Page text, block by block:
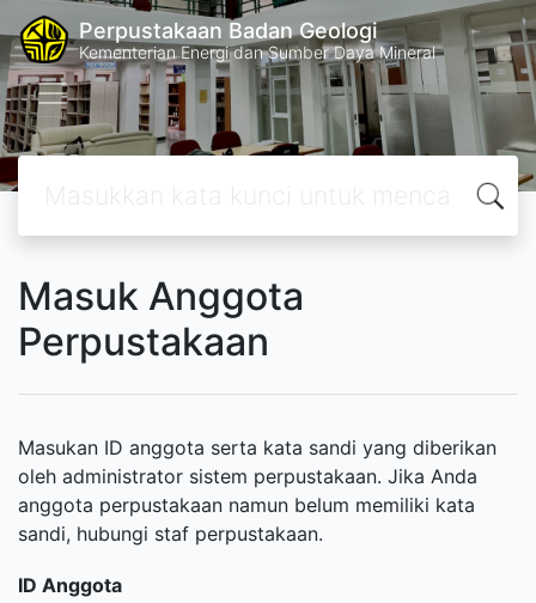
Perpustakaan Badan Geologi
Kementerian Energi dan Sumber Daya Mineral
Masuk Anggota
Perpustakaan
Masukan ID anggota serta kata sandi yang diberikan
oleh administrator sistem perpustakaan. Jika Anda
anggota perpustakaan namun belum memiliki kata
sandi, hubungi staf perpustakaan.
ID Anggota